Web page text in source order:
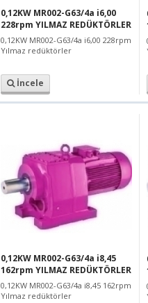
0,12KW MR002-G63/4a i6,00
228rpm YILMAZ REDÜKTÖRLER
0,12KW MR002-G63/4a i6,00 228rpm
Yılmaz redüktörler
İncele
0,12KW MR002-G63/4a i8,45
162rpm YILMAZ REDÜKTÖRLER
0,12KW MR002-G63/4a i8,45 162rpm
Yılmaz redüktörler